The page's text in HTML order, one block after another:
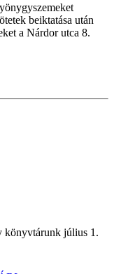
beiktatása után
a Nárdor utca 8.
könyvtárunk július 1.